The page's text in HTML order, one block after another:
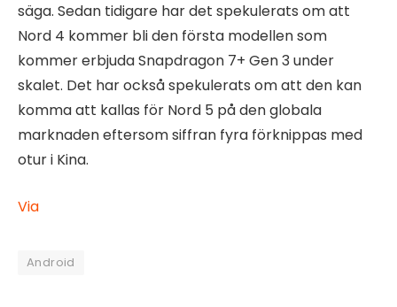
säga. Sedan tidigare har det spekulerats om att
Nord 4 kommer bli den första modellen som
kommer erbjuda Snapdragon 7+ Gen 3 under
skalet. Det har också spekulerats om att den kan
komma att kallas för Nord 5 på den globala
marknaden eftersom siffran fyra förknippas med
otur i Kina.
Via
Android